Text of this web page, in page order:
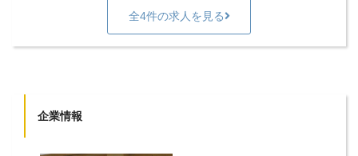
全4件の求人を見る
企業情報